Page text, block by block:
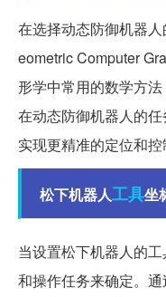
在选择动态防御机器
eometric Computer
形学中常用的数学方法
在动态防御机器人的
实现更精准的定位和控
松下机器人工具坐
当设置松下机器人的
和操作任务来确定。